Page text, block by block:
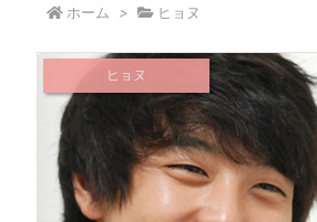
ホーム > ヒョヌ
ヒョヌ